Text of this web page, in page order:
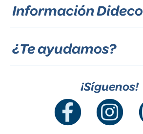
Información Dideco
¿Te ayudamos?
¡Síguenos!